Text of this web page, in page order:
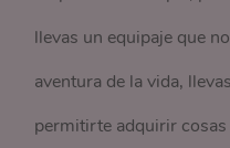
llevas un equipaje que
aventura de la vida,
permitirte adquirir